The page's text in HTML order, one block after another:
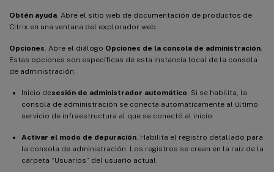
Obtén ayuda . Abre el sitio web de documentación de productos de
Citrix en una ventana del explorador web.
Opciones . Abre el diálogo Opciones de la consola de administración
Estas opciones son específicas de esta instancia local de la consola
de administración.
Inicio desesión de administrador automático . Si se habilita, la
consola de administración se conecta automáticamente al último
servicio de infraestructura al que se conectó al inicio.
Activar el modo de depuración . Habilita el registro detallado para
la consola de administración. Los registros se crean en la raíz de la
carpeta “Usuarios” del usuario actual.